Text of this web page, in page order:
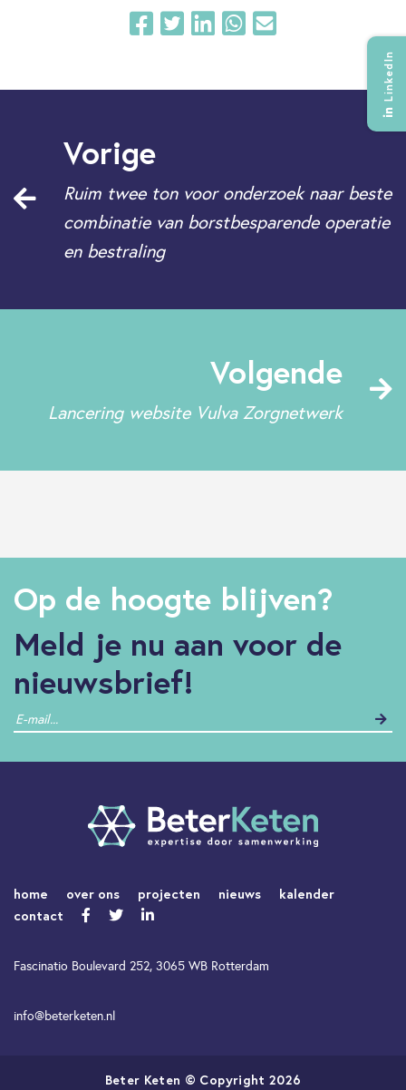
LinkedIn
Vorige
Ruim twee ton voor onderzoek naar beste
combinatie van borstbesparende operatie
en bestraling
Volgende
Lancering website Vulva Zorgnetwerk
Op de hoogte blijven?
Meld je nu aan voor de
nieuwsbrief!
home over ons projecten nieuws
kalender
contact
Fascinatio Boulevard 252, 3065 WB Rotterdam
info@beterketen.nl
Beter Keten © Copyright 2026